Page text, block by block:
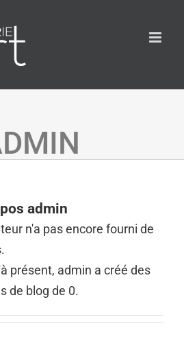
admin
n'a pas encore fourni de
présent, admin a créé des
de blog de 0.